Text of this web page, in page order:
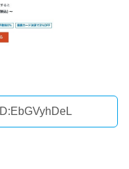
ID:EbGVyhDeL